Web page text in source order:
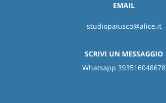
EMAIL
studiopaiusco@alice.it
SCRIVI UN MESSAGGIO
Whatsapp 393516048678